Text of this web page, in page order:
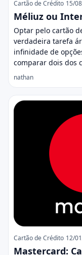
Cartão de Crédito 15/
Méliuz ou
Optar pelo cartão
verdadeira tarefa
infinidade de
comparar dois dos
nathan
Cartão de Crédito 12/
Mastercard: